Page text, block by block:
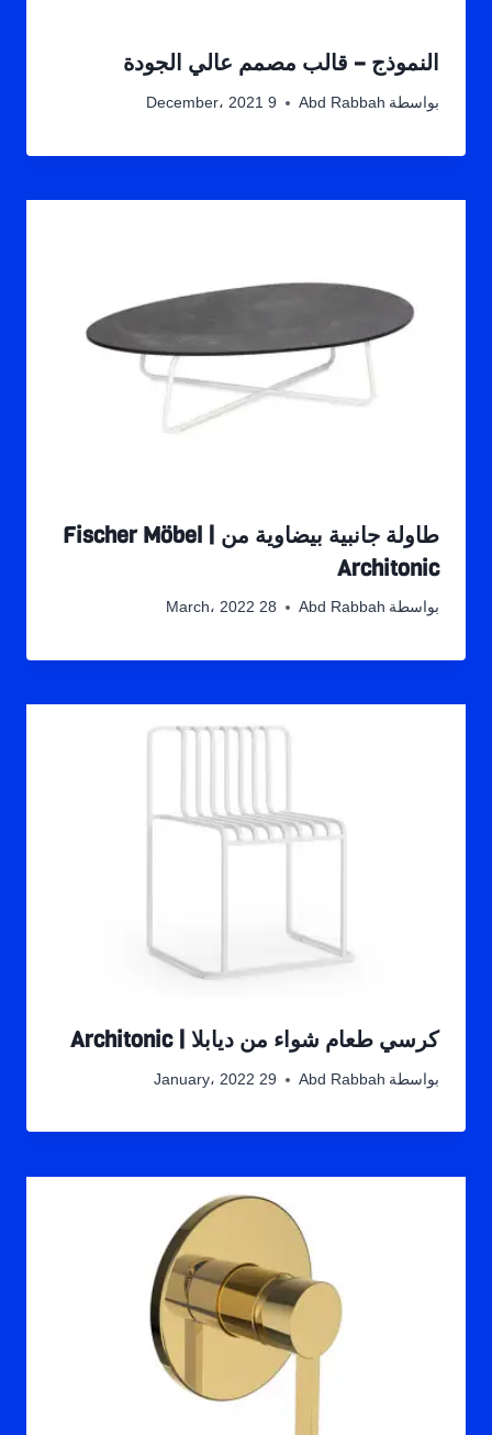
النموذج – قالب مصمم عالي الجودة
بواسطة Abd Rabbah 9 December، 2021
طاولة جانبية بيضاوية من Fischer Möbel |
Architonic
بواسطة Abd Rabbah 28 March، 2022
كرسي طعام شواء من ديابلا | Architonic
بواسطة Abd Rabbah 29 January، 2022